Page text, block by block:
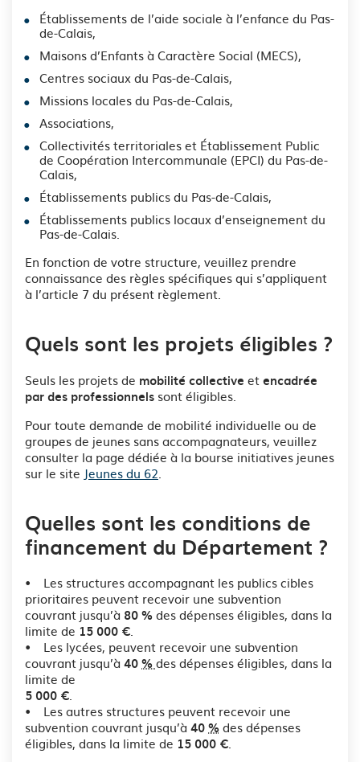
Établissements de l’aide sociale à l’enfance du Pas-
de-Calais,
Maisons d’Enfants à Caractère Social (MECS),
Centres sociaux du Pas-de-Calais,
Missions locales du Pas-de-Calais,
Associations,
Collectivités territoriales et Établissement Public
de Coopération Intercommunale (EPCI) du Pas-de-
Calais,
Établissements publics du Pas-de-Calais,
Établissements publics locaux d’enseignement du
Pas-de-Calais.
En fonction de votre structure, veuillez prendre
connaissance des règles spécifiques qui s’appliquent
à l’article 7 du présent règlement.
Quels sont les projets éligibles ?
Seuls les projets de mobilité collective etencadrée
par des professionnels sont éligibles.
Pour toute demande de mobilité individuelle ou de
groupes de jeunes sans accompagnateurs, veuillez
consulter la page dédiée à la bourse initiatives jeunes
sur le site Jeunes du 62.
Quelles sont les conditions de
financement du Département ?
• Les structures accompagnant les publics cibles
prioritaires peuvent recevoir une subvention
couvrant jusqu’à 80 %des dépenses éligibles, dans la
limite de 15 000 €.
• Les lycées, peuvent recevoir une subvention
couvrant jusqu’à 40%des dépenses éligibles, dans la
limite de
5 000 €.
• Les autres structures peuvent recevoir une
subvention couvrant jusqu’à 40%des dépenses
éligibles, dans la limite de 15 000 €.